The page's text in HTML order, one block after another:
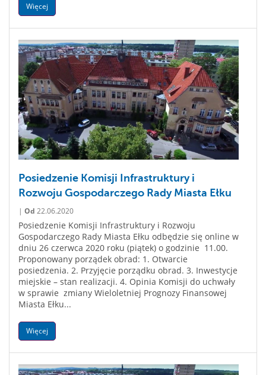
Więcej
Posiedzenie Komisji Infrastruktury i
Rozwoju Gospodarczego Rady Miasta Ełku
| Od 22.06.2020
Posiedzenie Komisji Infrastruktury i Rozwoju
Gospodarczego Rady Miasta Ełku odbędzie się online w
dniu 26 czerwca 2020 roku (piątek) o godzinie 11.00.
Proponowany porządek obrad: 1. Otwarcie
posiedzenia. 2. Przyjęcie porządku obrad. 3. Inwestycje
miejskie – stan realizacji. 4. Opinia Komisji do uchwały
w sprawie zmiany Wieloletniej Prognozy Finansowej
Miasta Ełku...
Więcej